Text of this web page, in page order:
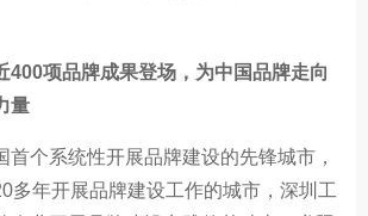
项品牌成果登场，为中国品牌走向
量
个系统性开展品牌建设的先锋城市，
多年开展品牌建设工作的城市，深圳工